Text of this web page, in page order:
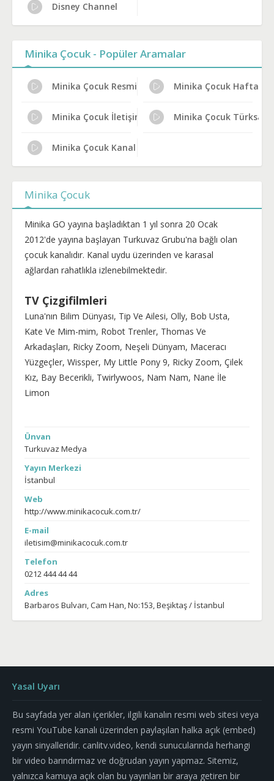
Disney Channel
Minika Çocuk - Popüler Aramalar
Minika Çocuk Resmi İzleme YollarıMinika Çocuk Haftalık
Minika Çocuk İletişim ve AdresMinika Çocuk Türksat
Minika Çocuk Kanal Künyesi
Minika Çocuk
Minika GO yayına başladıktan 1 yıl sonra 20 Ocak
2012'de yayına başlayan Turkuvaz Grubu'na bağlı olan
çocuk kanalıdır. Kanal uydu üzerinden ve karasal
ağlardan rahatlıkla izlenebilmektedir.
TV Çizgifilmleri
Luna'nın Bilim Dünyası, Tip Ve Ailesi, Olly, Bob Usta,
Kate Ve Mim-mim, Robot Trenler, Thomas Ve
Arkadaşları, Ricky Zoom, Neşeli Dünyam, Maceracı
Yüzgeçler, Wissper, My Little Pony 9, Ricky Zoom, Çilek
Kız, Bay Becerikli, Twirlywoos, Nam Nam, Nane İle
Limon
Ünvan
Turkuvaz Medya
Yayın Merkezi
İstanbul
Web
http://www.minikacocuk.com.tr/
E-mail
iletisim@minikacocuk.com.tr
Telefon
0212 444 44 44
Adres
Barbaros Bulvarı, Cam Han, No:153, Beşiktaş / İstanbul
Yasal Uyarı
Bu sayfada yer alan içerikler, ilgili kanalın resmi web sitesi veya
resmi YouTube kanalı üzerinden paylaşılan halka açık (embed)
yayın sinyalleridir. canlitv.video, kendi sunucularında herhangi
bir video barındırmaz ve doğrudan yayın yapmaz. Sitemiz,
yalnızca kamuya açık olan bu yayınları bir araya getiren bir